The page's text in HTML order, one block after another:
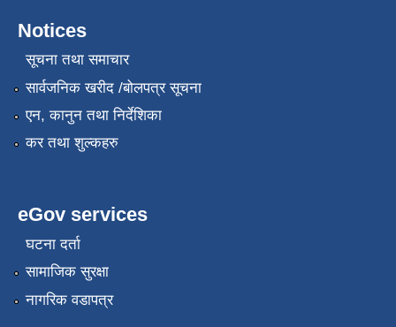
Notices
सूचना तथा समाचार
सार्वजनिक खरीद /बोलपत्र सूचना
एन, कानुन तथा निर्देशिका
कर तथा शुल्कहरु
eGov services
घटना दर्ता
सामाजिक सुरक्षा
नागरिक वडापत्र